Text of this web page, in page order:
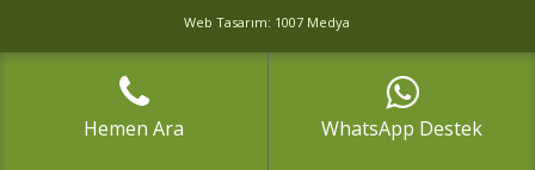
Web Tasarım: 1007 Medya
Hemen Ara WhatsApp Destek